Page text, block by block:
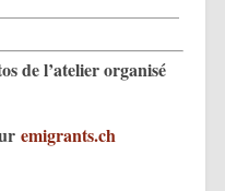
de l’atelier organisé
emigrants.ch